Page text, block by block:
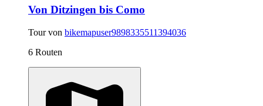
Von Ditzingen bis Como
Tour von bikemapuser9898335511394036
6 Routen